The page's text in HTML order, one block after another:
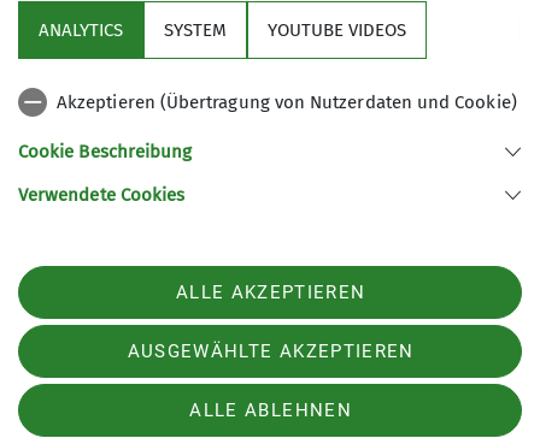
Unsere Partner
Sektion Würzburg des Deutschen Alpenvereins e.V.
Telefon +49931573080
Datenschutz-Einstellungen
Datenschutz
Impressum
Barrierefreiheitserklärung
ANALYTICS SYSTEM YOUTUBE VIDEOS
Akzeptieren (Übertragung von Nutzerdaten und Cookie)
Cookie Beschreibung
Verwendete Cookies
ALLE AKZEPTIEREN
AUSGEWÄHLTE AKZEPTIEREN
ALLE ABLEHNEN